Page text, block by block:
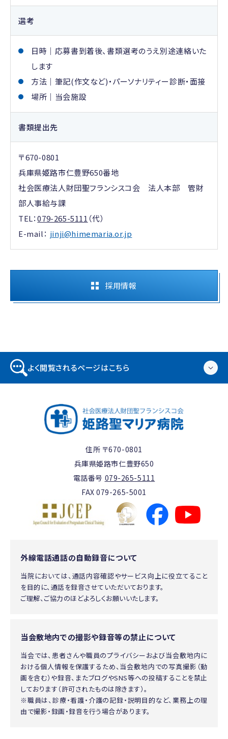
選考
日時｜ 応募書到着後、書類選考のうえ別途連絡いた
します
方法｜筆記(作文など)・パーソナリティー診断・面接
場所｜当会施設
書類提出先
〒670-0801
兵庫県姫路市仁豊野650番地
社会医療法人財団聖フランシスコ会 法人本部 管財
部人事給与課
TEL：079-265-5111 （代）
E-mail： jinji@himemaria.or.jp
採用情報
よく閲覧されるページはこちら
住所 〒670-0801
兵庫県姫路市仁豊野650
電話番号 079-265-5111
FAX 079-265-5001
外線電話通話の自動録音について
当院においては、通話内容確認やサービス向上に役立てること
を目的に、通話を録音させていただいております。
ご理解、ご協力のほどよろしくお願いいたします。
当会敷地内での撮影や録音等の禁止について
当会では、患者さんや職員のプライバシーおよび当会敷地内に
おける個人情報を保護するため、当会敷地内での写真撮影（動
画を含む）や録音、またブログやSNS等への投稿することを禁止
しております（許可されたものは除きます）。
※職員は、診療・看護・介護の記録・説明目的など、業務上の理
由で撮影・録画・録音を行う場合があります。